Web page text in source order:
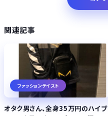
関連記事
ファッションテイスト
オタク男さん、全身35万円のハイブ